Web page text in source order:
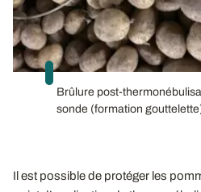
Brûlure post-
sonde (formation
Il est possible de protéger les